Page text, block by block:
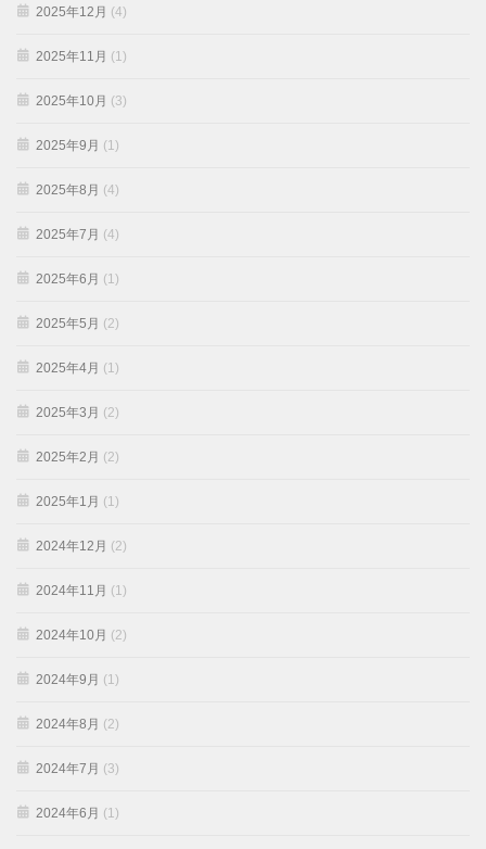
2025年12月 (4)
2025年11月 (1)
2025年10月 (3)
2025年9月 (1)
2025年8月 (4)
2025年7月 (4)
2025年6月 (1)
2025年5月 (2)
2025年4月 (1)
2025年3月 (2)
2025年2月 (2)
2025年1月 (1)
2024年12月 (2)
2024年11月 (1)
2024年10月 (2)
2024年9月 (1)
2024年8月 (2)
2024年7月 (3)
2024年6月 (1)